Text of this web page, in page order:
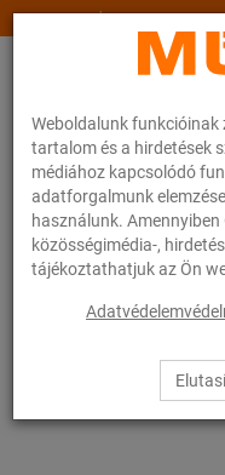
Weboldalunk
tartalom és a hirdetések
médiához kapcsolódó
adatforgalmunk
használunk.
közösségimédia-,
tájékoztathatjuk az Ön
www.muepro.hu
Webáruhàz